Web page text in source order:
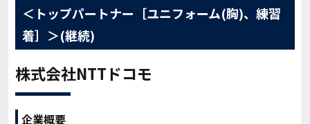
＜トップパートナー［ユニフォーム(胸)、練習
着］＞(継続)
株式会社NTTドコモ
企業概要